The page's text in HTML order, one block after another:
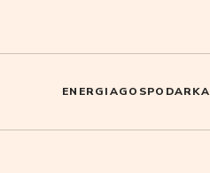
ENERGIAGOSPODARKA